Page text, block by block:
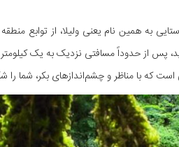
به همین نام یعنی ولیلا، از توابع منطقه
که با مناظر و چشم‌اندازهای بکر، شما